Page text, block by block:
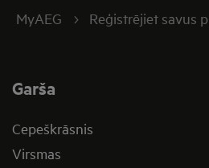
MyAEG Reģistrējiet savus
Garša
Cepeškrāsnis
Virsmas